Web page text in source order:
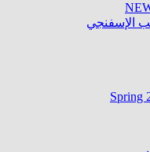
الإسفنجي
Spring